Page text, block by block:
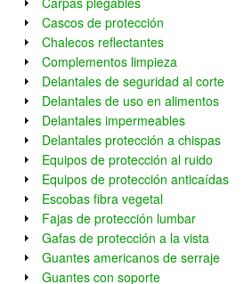
Cascos de protección
Chalecos reflectantes
Complementos limpieza
Delantales de seguridad al corte
Delantales de uso en alimentos
Delantales impermeables
Delantales protección a chispas
Equipos de protección al ruido
Equipos de protección anticaídas
Escobas fibra vegetal
Fajas de protección lumbar
Gafas de protección a la vista
Guantes americanos de serraje
Guantes con soporte